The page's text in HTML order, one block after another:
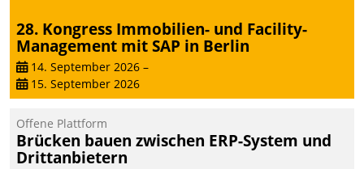
28. Kongress Immobilien- und Facility-
Management mit SAP in Berlin
14. September 2026 –
15. September 2026
Offene Plattform
Brücken bauen zwischen ERP-System und
Drittanbietern